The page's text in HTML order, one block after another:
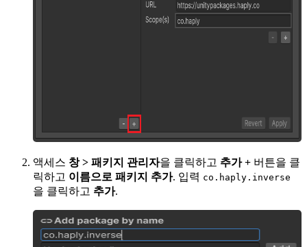
액세스 창 > 패키지 관리자을 클릭하고 추가 + 버튼을 클
릭하고 이름으로 패키지 추가. 입력 co.haply.inverse
을 클릭하고 추가.